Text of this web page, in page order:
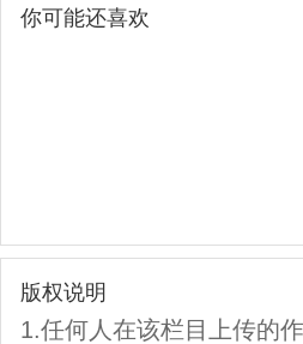
你可能还喜欢
版权说明
1.任何人在该栏目上传的